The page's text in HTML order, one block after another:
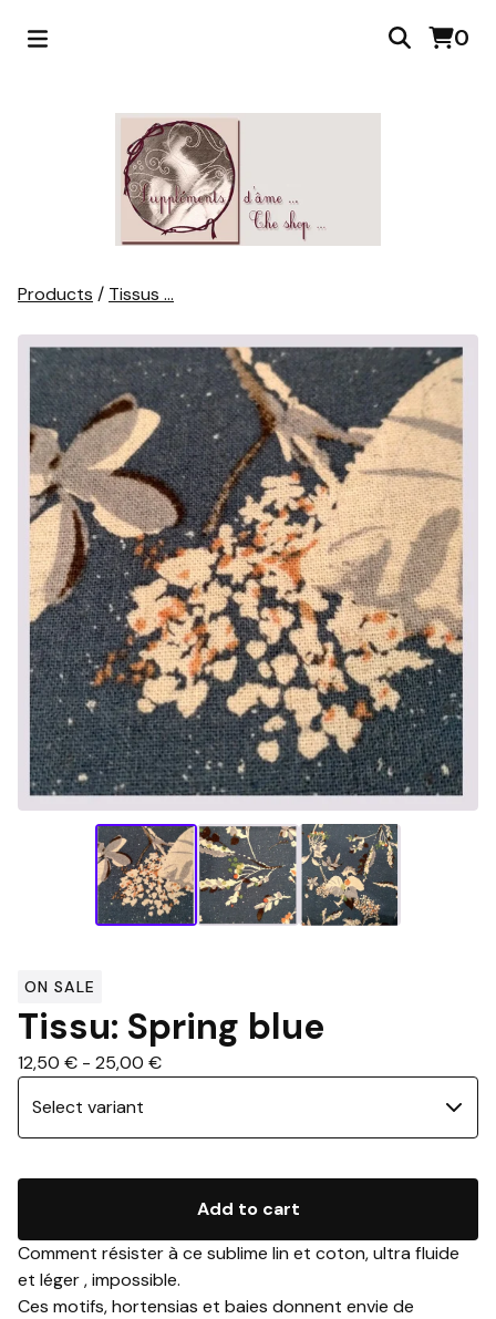
0
Products / Tissus ...
ON SALE
Tissu: Spring blue
12,50 € - 25,00 €
Add to cart
Comment résister à ce sublime lin et coton, ultra fluide
et léger , impossible.
Ces motifs, hortensias et baies donnent envie de